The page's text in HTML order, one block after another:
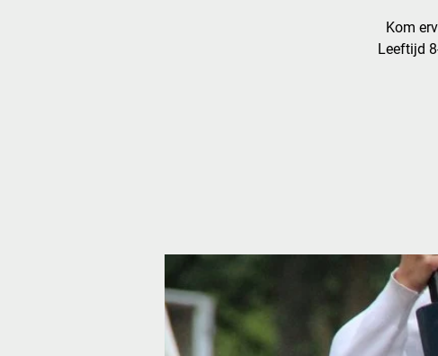
Kom
Leeftijd